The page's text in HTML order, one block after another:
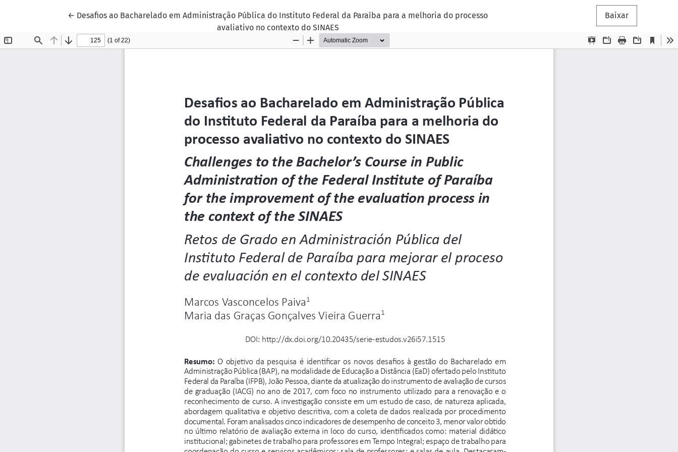
← Voltar aos Detalhes do Artigo
Desafios ao Bacharelado em Administração Pública do Instituto Federal da Paraíba para a melhoria do processo
avaliativo no contexto do SINAES
Baixar